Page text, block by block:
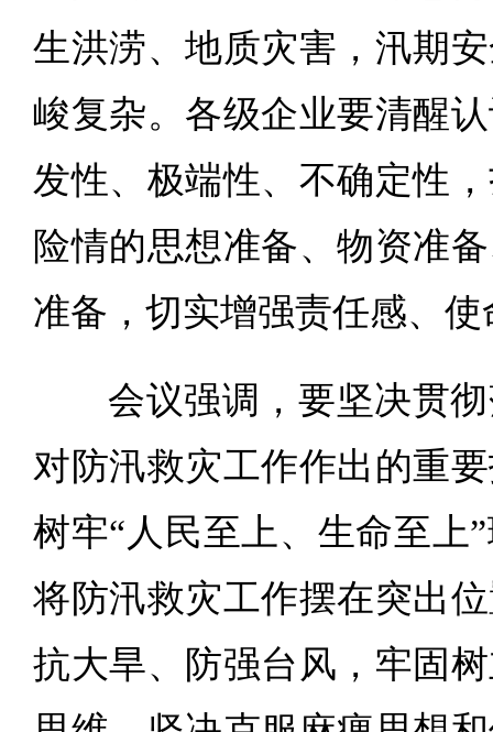
生洪涝、地质灾害，汛期
峻复杂。各级企业要清醒
发性、极端性、不确定性
险情的思想准备、物资准
准备，切实增强责任感、
会议强调，要坚决贯
对防汛救灾工作作出的重
树牢“人民至上、生命至上
将防汛救灾工作摆在突出
抗大旱、防强台风，牢固